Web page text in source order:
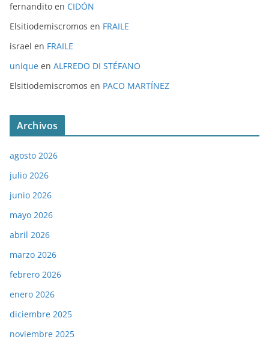
fernandito en CIDÓN
Elsitiodemiscromos en FRAILE
israel en FRAILE
unique en ALFREDO DI STÉFANO
Elsitiodemiscromos en PACO MARTÍNEZ
Archivos
agosto 2026
julio 2026
junio 2026
mayo 2026
abril 2026
marzo 2026
febrero 2026
enero 2026
diciembre 2025
noviembre 2025